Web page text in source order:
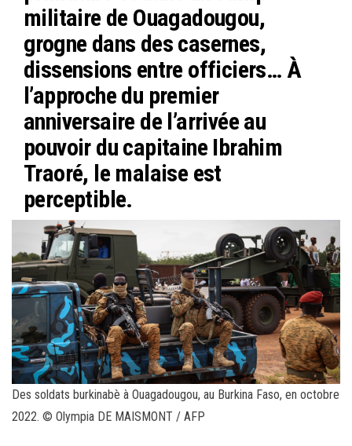
militaire de Ouagadougou,
grogne dans des casernes,
dissensions entre officiers… À
l’approche du premier
anniversaire de l’arrivée au
pouvoir du capitaine Ibrahim
Traoré, le malaise est
perceptible.
Des soldats burkinabè à Ouagadougou, au Burkina Faso, en octobre
2022. © Olympia DE MAISMONT / AFP